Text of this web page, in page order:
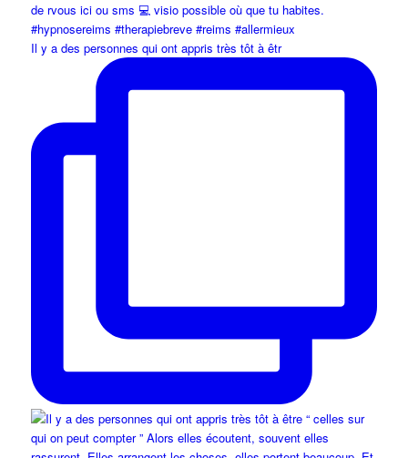
Il y a des personnes qui ont appris très tôt à êtr